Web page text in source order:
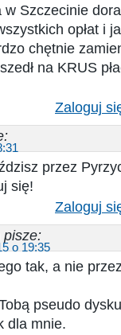
Szczecinie
opłat i
chętnie
na KRUS
Zaloguj
przez
się!
Zaloguj
pisze:
o 19:35
tak, a nie
pseudo
dla mnie.